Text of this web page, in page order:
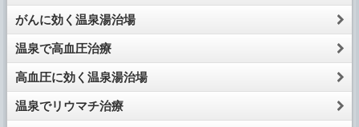
がんに効く温泉湯治場
温泉で高血圧治療
高血圧に効く温泉湯治場
温泉でリウマチ治療